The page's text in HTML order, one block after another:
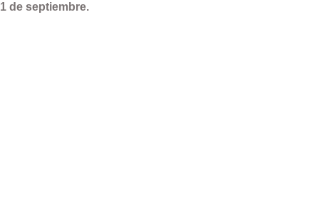
1 de septiembre.